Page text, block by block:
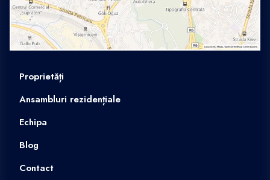
Proprietăți
Ansambluri rezidențiale
Echipa
Blog
Contact